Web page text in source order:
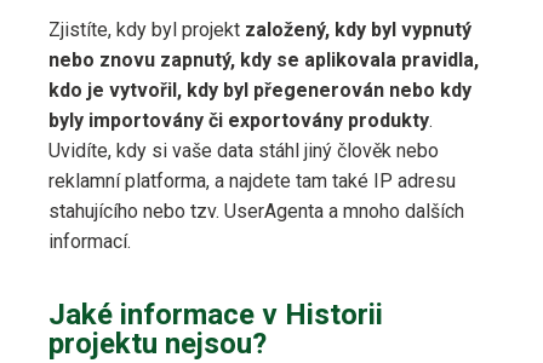
Zjistíte, kdy byl projekt založený, kdy byl vypnutý
nebo znovu zapnutý, kdy se aplikovala pravidla,
kdo je vytvořil, kdy byl přegenerován nebo kdy
byly importovány či exportovány produkty.
Uvidíte, kdy si vaše data stáhl jiný člověk nebo
reklamní platforma, a najdete tam také IP adresu
stahujícího nebo tzv. UserAgenta a mnoho dalších
informací.
Jaké informace v Historii
projektu nejsou?